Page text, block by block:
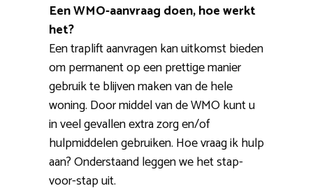
Een WMO-aanvraag doen, hoe werkt
het?
Een traplift aanvragen kan uitkomst bieden
om permanent op een prettige manier
gebruik te blijven maken van de hele
woning. Door middel van de WMO kunt u
in veel gevallen extra zorg en/of
hulpmiddelen gebruiken. Hoe vraag ik hulp
aan? Onderstaand leggen we het stap-
voor-stap uit.